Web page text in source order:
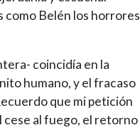
como Belén los horrores
coincidía en la
humano, y el fracaso
que mi petición
cese al fuego, el retorno